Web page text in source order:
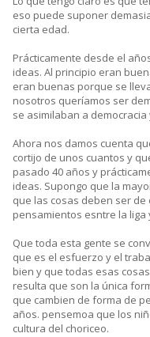
eso puede suponer
cierta edad.
Prácticamente desde el
ideas. Al principio eran
eran buenas porque se
nosotros queríamos ser
se asimilaban a
Ahora nos damos cuenta
cortijo de unos cuantos y
pasado 40 años y
ideas. Supongo que la
que las cosas deben ser
pensamientos esntre la liga
Que toda esta gente se
que es el esfuerzo y el
bien y que todas esas
resulta que son la única
que cambien de forma de
años. pensemoa que los
cultura del choriceo.